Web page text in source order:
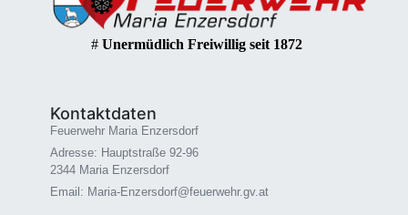
# Unermüdlich Freiwillig seit 1872
Kontaktdaten
Feuerwehr Maria Enzersdorf
Adresse: Hauptstraße 92-96
2344 Maria Enzersdorf
Email: Maria-Enzersdorf@feuerwehr.gv.at